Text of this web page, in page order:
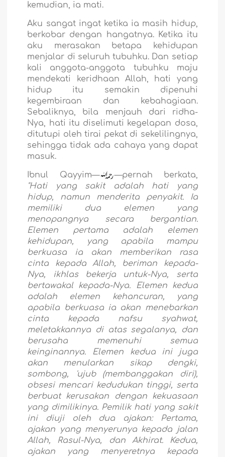
kemudian, ia mati.
Aku sangat ingat ketika ia masih hidup,
berkobar dengan hangatnya. Ketika itu
aku merasakan betapa kehidupan
menjalar di seluruh tubuhku. Dan setiap
kali anggota-anggota tubuhku maju
mendekati keridhaan Allah, hati yang
hidup itu semakin dipenuhi
kegembiraan dan kebahagiaan.
Sebaliknya, bila menjauh dari ridha-
Nya, hati itu diselimuti kegelapan dosa,
ditutupi oleh tirai pekat di sekelilingnya,
sehingga tidak ada cahaya yang dapat
masuk.
Ibnul Qayyim—
—pernah berkata,
"Hati yang sakit adalah hati yang
hidup, namun menderita penyakit. Ia
memiliki dua elemen yang
menopangnya secara bergantian.
Elemen pertama adalah elemen
kehidupan, yang apabila mampu
berkuasa ia akan memberikan rasa
cinta kepada Allah, beriman kepada-
Nya, ikhlas bekerja untuk-Nya, serta
bertawakal kepada-Nya. Elemen kedua
adalah elemen kehancuran, yang
apabila berkuasa ia akan menebarkan
cinta kepada nafsu syahwat,
meletakkannya di atas segalanya, dan
berusaha memenuhi semua
keinginannya. Elemen kedua ini juga
akan menularkan sikap dengki,
sombong, 'ujub (membanggakan diri),
obsesi mencari kedudukan tinggi, serta
berbuat kerusakan dengan kekuasaan
yang dimilikinya. Pemilik hati yang sakit
ini diuji oleh dua ajakan: Pertama,
ajakan yang menyerunya kepada jalan
Allah, Rasul-Nya, dan Akhirat. Kedua,
ajakan yang menyeretnya kepada